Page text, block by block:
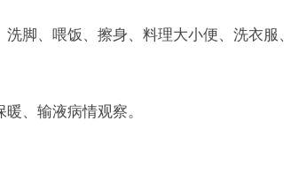
、喂饭、擦身、料理大小便、洗衣服
、输液病情观察。